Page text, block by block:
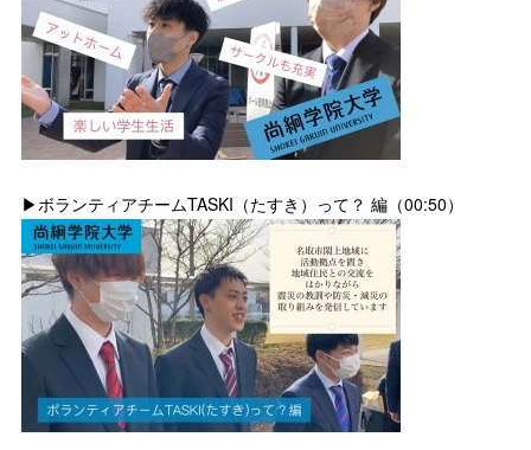
▶ボランティアチームTASKI（たすき）って？ 編（00:50）